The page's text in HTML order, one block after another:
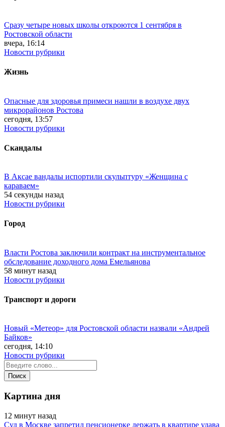
Сразу четыре новых школы откроются 1 сентября в
Ростовской области
вчера, 16:14
Новости рубрики
Жизнь
Опасные для здоровья примеси нашли в воздухе двух
микрорайонов Ростова
сегодня, 13:57
Новости рубрики
Скандалы
В Аксае вандалы испортили скульптуру «Женщина с
караваем»
54 секунды назад
Новости рубрики
Город
Власти Ростова заключили контракт на инструментальное
обследование доходного дома Емельянова
58 минут назад
Новости рубрики
Транспорт и дороги
Новый «Метеор» для Ростовской области назвали «Андрей
Байков»
сегодня, 14:10
Новости рубрики
Картина дня
12 минут назад
Суд в Москве запретил пенсионерке держать в квартире удава